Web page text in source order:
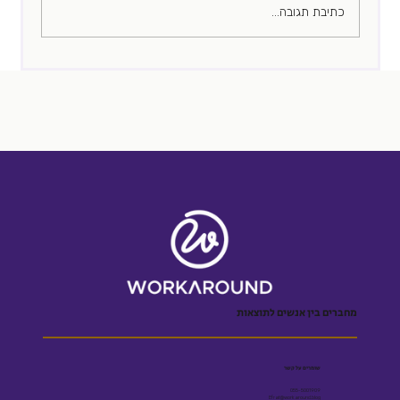
כתיבת תגובה...
מחברים בין אנשים לתוצאות
שומרים על קשר
055-5001909
Efrat@workaround.blog